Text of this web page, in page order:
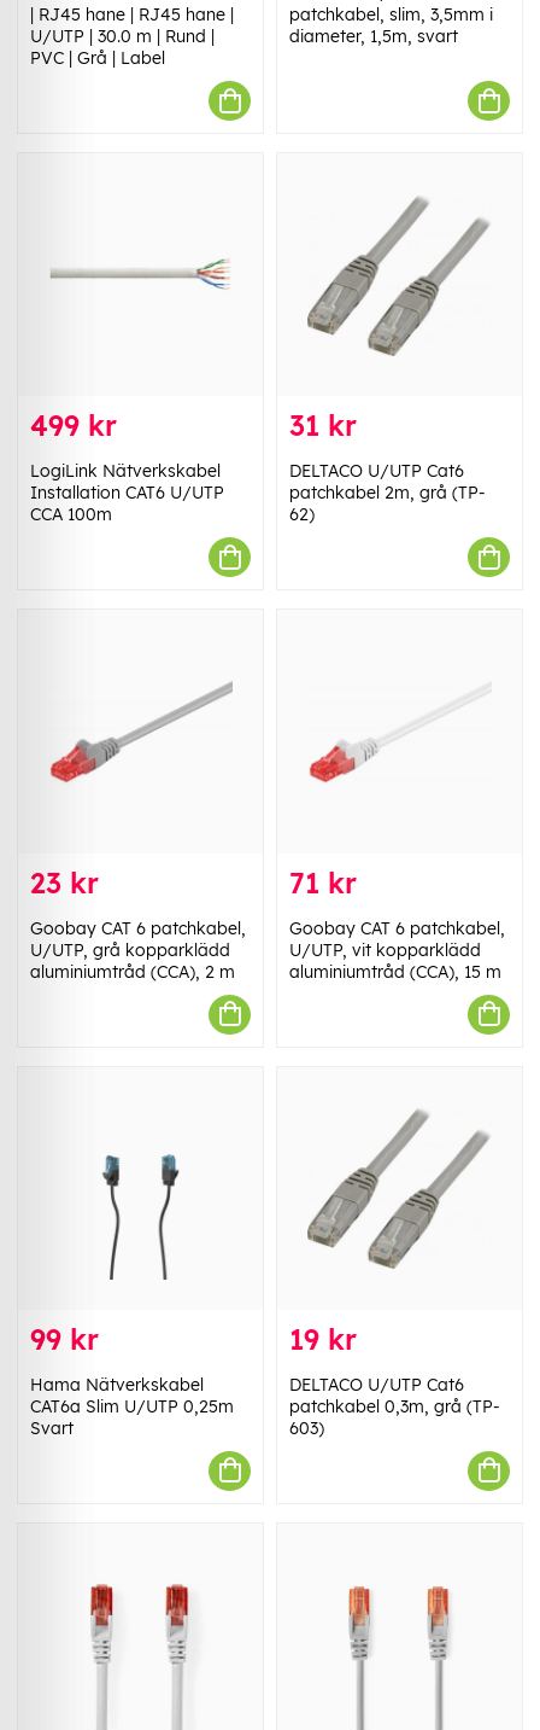
| RJ45 hane | RJ45 hane |
U/UTP | 30.0 m | Rund |
PVC | Grå | Label
patchkabel, slim, 3,5mm i
diameter, 1,5m, svart
499 kr
LogiLink Nätverkskabel
Installation CAT6 U/UTP
CCA 100m
31 kr
DELTACO U/UTP Cat6
patchkabel 2m, grå (TP-
62)
23 kr
Goobay CAT 6 patchkabel,
U/UTP, grå kopparklädd
aluminiumtråd (CCA), 2 m
71 kr
Goobay CAT 6 patchkabel,
U/UTP, vit kopparklädd
aluminiumtråd (CCA), 15 m
99 kr
Hama Nätverkskabel
CAT6a Slim U/UTP 0,25m
Svart
19 kr
DELTACO U/UTP Cat6
patchkabel 0,3m, grå (TP-
603)